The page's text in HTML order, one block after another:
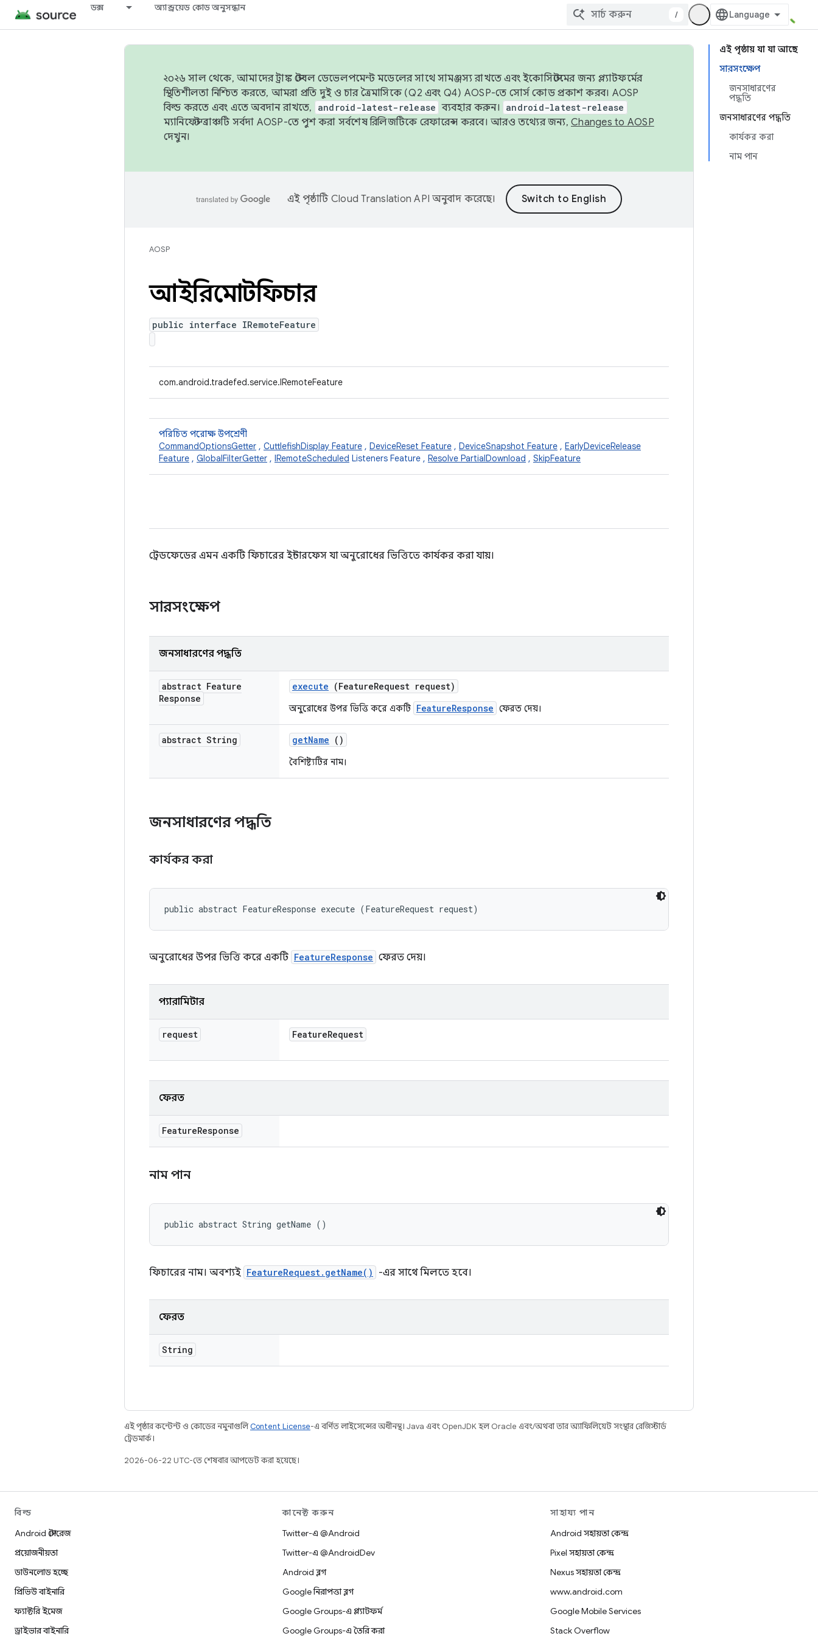
ডক্স অ্যান্ড্রয়েড কোড অনুসন্ধান
/
এই পৃষ্ঠায় যা যা আছে
সারসংক্ষেপ
জনসাধারণের
পদ্ধতি
জনসাধারণের পদ্ধতি
কার্যকর করা
নাম পান
২০২৬ সাল থেকে, আমাদের ট্রাঙ্ক স্টেবল ডেভেলপমেন্ট মডেলের সাথে সামঞ্জস্য রাখতে এবং ইকোসিস্টেমের জন্য প্ল্যাটফর্মের
স্থিতিশীলতা নিশ্চিত করতে, আমরা প্রতি দুই ও চার ত্রৈমাসিকে (Q2 এবং Q4) AOSP-তে সোর্স কোড প্রকাশ করব। AOSP
বিল্ড করতে এবং এতে অবদান রাখতে,
android-latest-release ব্যবহার করুন। android-latest-release
ম্যানিফেস্ট ব্রাঞ্চটি সর্বদা AOSP-তে পুশ করা সর্বশেষ রিলিজটিকে রেফারেন্স করবে। আরও তথ্যের জন্য, Changes to AOSP
দেখুন।
এই পৃষ্ঠাটি Cloud Translation API অনুবাদ করেছে।
AOSP
আইরিমোটফিচার
public interface IRemoteFeature
com.android.tradefed.service.IRemoteFeature
পরিচিত পরোক্ষ উপশ্রেণী
CommandOptionsGetter , CuttlefishDisplay Feature , DeviceReset Feature , DeviceSnapshot Feature , EarlyDeviceRelease
Feature , GlobalFilterGetter , IRemoteScheduled Listeners Feature , Resolve PartialDownload , SkipFeature
ট্রেডফেডের এমন একটি ফিচারের ইন্টারফেস যা অনুরোধের ভিত্তিতে কার্যকর করা যায়।
সারসংক্ষেপ
জনসাধারণের পদ্ধতি
abstract Feature
Response
execute (FeatureRequest request)
অনুরোধের উপর ভিত্তি করে একটি FeatureResponse ফেরত দেয়।
abstract String getName ()
বৈশিষ্ট্যটির নাম।
জনসাধারণের পদ্ধতি
কার্যকর করা
public abstract FeatureResponse execute (FeatureRequest request)
অনুরোধের উপর ভিত্তি করে একটি FeatureResponse ফেরত দেয়।
প্যারামিটার
request FeatureRequest
ফেরত
FeatureResponse
নাম পান
public abstract String getName ()
ফিচারের নাম। অবশ্যই FeatureRequest.getName() -এর সাথে মিলতে হবে।
ফেরত
String
এই পৃষ্ঠার কন্টেন্ট ও কোডের নমুনাগুলিContent License-এ বর্ণিত লাইসেন্সের অধীনস্থ। Java এবং OpenJDK হল Oracle এবং/অথবা তার অ্যাফিলিয়েট সংস্থার রেজিস্টার্ড
ট্রেডমার্ক।
2026-06-22 UTC-তে শেষবার আপডেট করা হয়েছে।
বিল্ড
Android স্টোরেজ
প্রয়োজনীয়তা
ডাউনলোড হচ্ছে
প্রিভিউ বাইনারি
ফ্যাক্টরি ইমেজ
ড্রাইভার বাইনারি
কানেক্ট করুন
Twitter-এ @Android
Twitter-এ @AndroidDev
Android ব্লগ
Google নিরাপত্তা ব্লগ
Google Groups-এ প্ল্যাটফর্ম
Google Groups-এ তৈরি করা
সাহায্য পান
Android সহায়তা কেন্দ্র
Pixel সহায়তা কেন্দ্র
Nexus সহায়তা কেন্দ্র
www.android.com
Google Mobile Services
Stack Overflow